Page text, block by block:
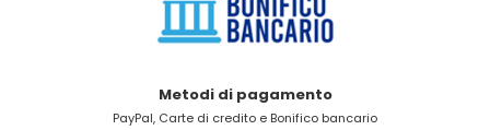
Metodi di pagamento
PayPal, Carte di credito e Bonifico bancario